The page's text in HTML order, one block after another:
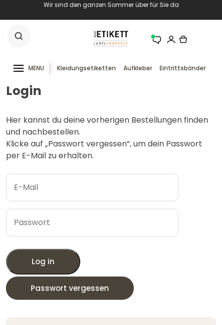
Wir sind den ganzen Sommer über für Sie da
MENU Kleidungsetiketten Aufkleber Eintrittsbänder
Login
Hier kannst du deine vorherigen Bestellungen finden
und nachbestellen.
Klicke auf „Passwort vergessen“, um dein Passwort
per E-Mail zu erhalten.
Log in
Passwort vergessen